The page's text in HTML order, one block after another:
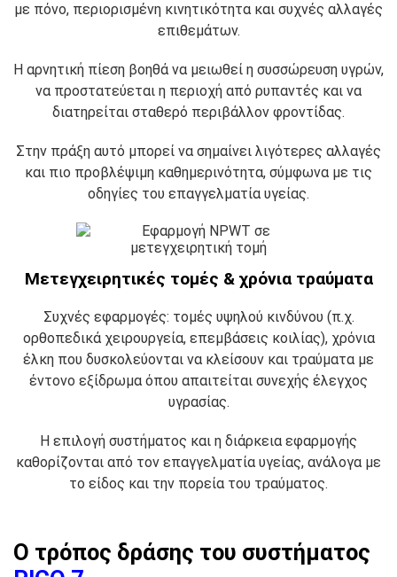
με πόνο, περιορισμένη κινητικότητα και συχνές αλλαγές
επιθεμάτων.
Η αρνητική πίεση βοηθά να μειωθεί η συσσώρευση υγρών,
να προστατεύεται η περιοχή από ρυπαντές και να
διατηρείται σταθερό περιβάλλον φροντίδας.
Στην πράξη αυτό μπορεί να σημαίνει λιγότερες αλλαγές
και πιο προβλέψιμη καθημερινότητα, σύμφωνα με τις
οδηγίες του επαγγελματία υγείας.
Μετεγχειρητικές τομές & χρόνια τραύματα
Συχνές εφαρμογές: τομές υψηλού κινδύνου (π.χ.
ορθοπεδικά χειρουργεία, επεμβάσεις κοιλίας), χρόνια
έλκη που δυσκολεύονται να κλείσουν και τραύματα με
έντονο εξίδρωμα όπου απαιτείται συνεχής έλεγχος
υγρασίας.
Η επιλογή συστήματος και η διάρκεια εφαρμογής
καθορίζονται από τον επαγγελματία υγείας, ανάλογα με
το είδος και την πορεία του τραύματος.
Ο τρόπος δράσης του συστήματος